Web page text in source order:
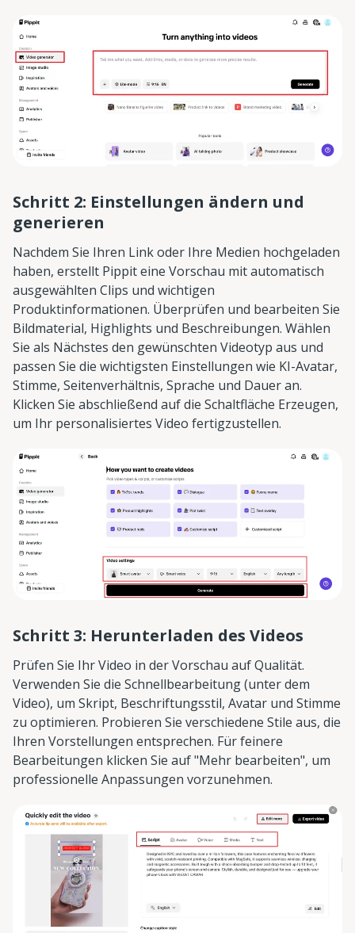
Schritt 2: Einstellungen ändern und
generieren
Nachdem Sie Ihren Link oder Ihre Medien hochgeladen
haben, erstellt Pippit eine Vorschau mit automatisch
ausgewählten Clips und wichtigen
Produktinformationen. Überprüfen und bearbeiten Sie
Bildmaterial, Highlights und Beschreibungen. Wählen
Sie als Nächstes den gewünschten Videotyp aus und
passen Sie die wichtigsten Einstellungen wie KI-Avatar,
Stimme, Seitenverhältnis, Sprache und Dauer an.
Klicken Sie abschließend auf die Schaltfläche Erzeugen,
um Ihr personalisiertes Video fertigzustellen.
Schritt 3: Herunterladen des Videos
Prüfen Sie Ihr Video in der Vorschau auf Qualität.
Verwenden Sie die Schnellbearbeitung (unter dem
Video), um Skript, Beschriftungsstil, Avatar und Stimme
zu optimieren. Probieren Sie verschiedene Stile aus, die
Ihren Vorstellungen entsprechen. Für feinere
Bearbeitungen klicken Sie auf "Mehr bearbeiten", um
professionelle Anpassungen vorzunehmen.